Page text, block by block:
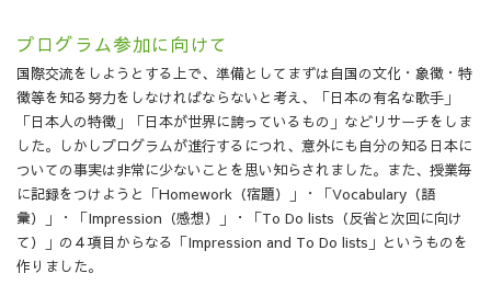
プログラム参加に向けて
国際交流をしようとする上で、準備としてまずは自国の文化・象徴・特
徴等を知る努力をしなければならないと考え、「日本の有名な歌手」
「日本人の特徴」「日本が世界に誇っているもの」などリサーチをしま
した。しかしプログラムが進行するにつれ、意外にも自分の知る日本に
ついての事実は非常に少ないことを思い知らされました。また、授業毎
に記録をつけようと「Homework（宿題）」・「Vocabulary（語
彙）」・「Impression（感想）」・「To Do lists（反省と次回に向け
て）」の４項目からなる「Impression and To Do lists」というものを
作りました。